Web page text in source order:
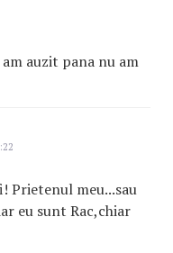
auzit pana nu am
Prietenul meu...sau
eu sunt Rac,chiar